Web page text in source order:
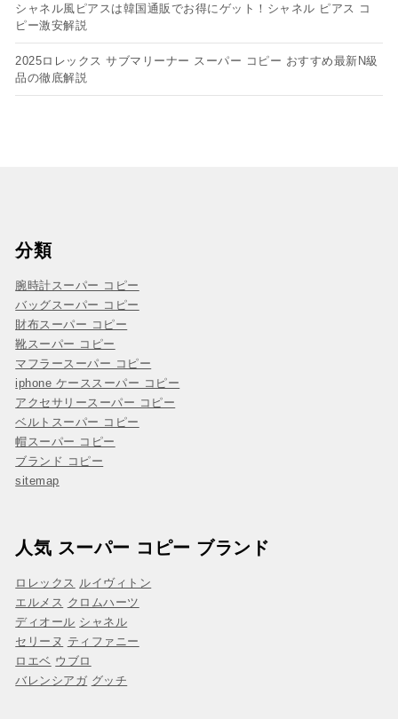
シャネル風ピアスは韓国通販でお得にゲット！シャネル ピアス コ
ピー​激安解説
2025ロレックス サブマリーナー スーパー コピー おすすめ最新N級
品の徹底解説
分類
腕時計スーパー コピー
バッグスーパー コピー
財布スーパー コピー
靴スーパー コピー
マフラースーパー コピー
iphone ケーススーパー コピー
アクセサリースーパー コピー
ベルトスーパー コピー
帽スーパー コピー
ブランド コピー
sitemap
人気 スーパー コピー ブランド
ロレックス ルイヴィトン
エルメス クロムハーツ
ディオール シャネル
セリーヌ ティファニー
ロエベ ウブロ
バレンシアガ グッチ